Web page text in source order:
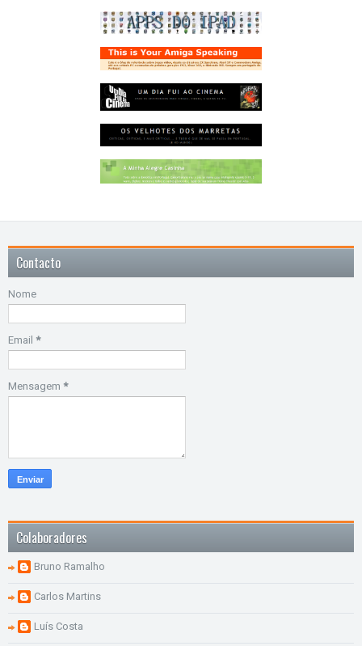
Contacto
Nome
Email *
Mensagem *
Colaboradores
Bruno Ramalho
Carlos Martins
Luís Costa